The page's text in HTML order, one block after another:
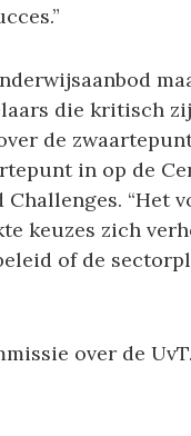
die kritisch
de
in op de
“Het
keuzes zich
of de
over de UvT.